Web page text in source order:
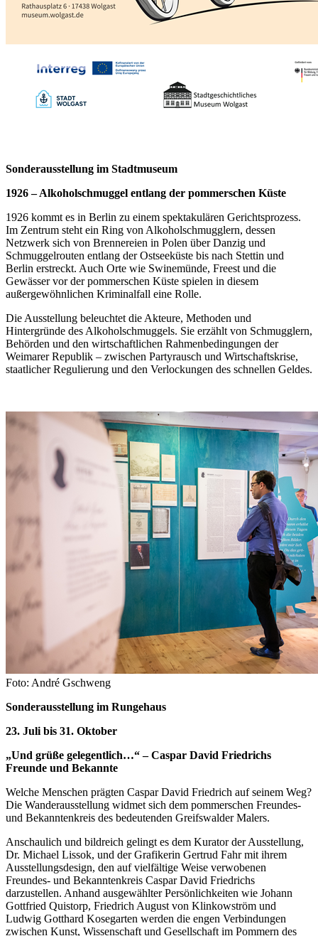
Sonderausstellung im Stadtmuseum
1926 – Alkoholschmuggel entlang der pommerschen Küste
1926 kommt es in Berlin zu einem spektakulären Gerichtsprozess.
Im Zentrum steht ein Ring von Alkoholschmugglern, dessen
Netzwerk sich von Brennereien in Polen über Danzig und
Schmuggelrouten entlang der Ostseeküste bis nach Stettin und
Berlin erstreckt. Auch Orte wie Swinemünde, Freest und die
Gewässer vor der pommerschen Küste spielen in diesem
außergewöhnlichen Kriminalfall eine Rolle.
Die Ausstellung beleuchtet die Akteure, Methoden und
Hintergründe des Alkoholschmuggels. Sie erzählt von Schmugglern,
Behörden und den wirtschaftlichen Rahmenbedingungen der
Weimarer Republik – zwischen Partyrausch und Wirtschaftskrise,
staatlicher Regulierung und den Verlockungen des schnellen Geldes.
Foto: André Gschweng
Sonderausstellung im Rungehaus
23. Juli bis 31. Oktober
„Und grüße gelegentlich…“ – Caspar David Friedrichs
Freunde und Bekannte
Welche Menschen prägten Caspar David Friedrich auf seinem Weg?
Die Wanderausstellung widmet sich dem pommerschen Freundes-
und Bekanntenkreis des bedeutenden Greifswalder Malers.
Anschaulich und bildreich gelingt es dem Kurator der Ausstellung,
Dr. Michael Lissok, und der Grafikerin Gertrud Fahr mit ihrem
Ausstellungsdesign, den auf vielfältige Weise verwobenen
Freundes- und Bekanntenkreis Caspar David Friedrichs
darzustellen. Anhand ausgewählter Persönlichkeiten wie Johann
Gottfried Quistorp, Friedrich August von Klinkowström und
Ludwig Gotthard Kosegarten werden die engen Verbindungen
zwischen Kunst, Wissenschaft und Gesellschaft im Pommern des